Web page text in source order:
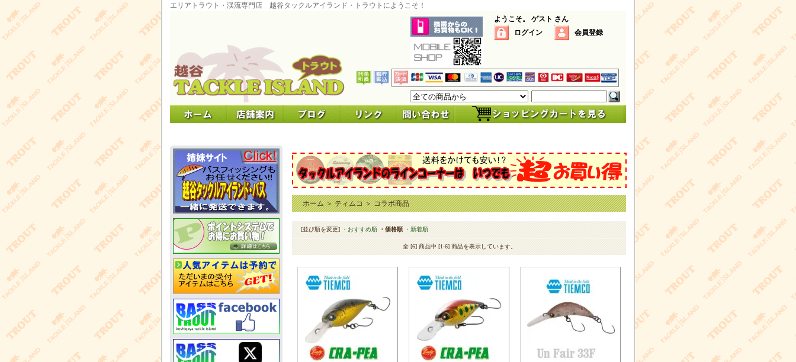
エリアトラウト・渓流専門店 越谷タックルアイランド・トラウトにようこそ！
ようこそ。 ゲスト さん
ログイン
会員登録
ホーム＞ティムコ＞コラボ商品
[並び順を変更] ・おすすめ順 ・価格順 ・新着順
全 [6] 商品中 [1-6] 商品を表示しています。